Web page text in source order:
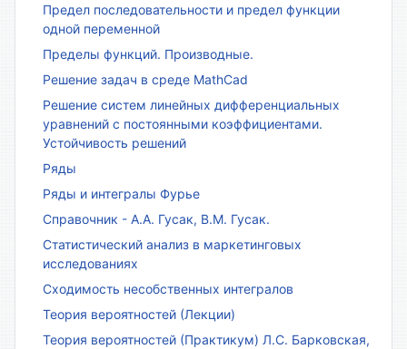
Предел последовательности и предел функции
одной переменной
Пределы функций. Производные.
Решение задач в среде MathCad
Решение систем линейных дифференциальных
уравнений с постоянными коэффициентами.
Устойчивость решений
Ряды
Ряды и интегралы Фурье
Справочник - А.А. Гусак, В.М. Гусак.
Статистический анализ в маркетинговых
исследованиях
Сходимость несобственных интегралов
Теория вероятностей (Лекции)
Теория вероятностей (Практикум) Л.С. Барковская,